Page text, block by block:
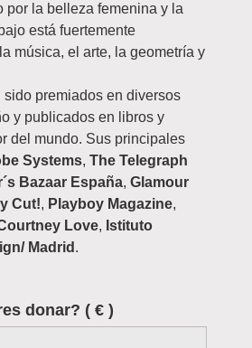
por la belleza femenina y la
está fuertemente
música, el arte, la geometría y
sido premiados en diversos
y publicados en libros y
del mundo. Sus principales
Systems, The Telegraph
Bazaar España, Glamour
Cut!, Playboy Magazine,
Love, Istituto
Madrid .
donar? ( € )